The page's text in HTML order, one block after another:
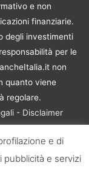
e non
finanziarie.
degli investimenti
per le
non
quanto viene
regolare.
- Disclaimer
sono riservati. |
di BancheItalia.it:
e di
pubblicità e servizi